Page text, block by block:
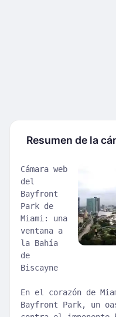
Resumen de la
Cámara web
del
Bayfront
Park de
Miami: una
ventana a
la Bahía
de
Biscayne
En el corazón de
Bayfront Park, un